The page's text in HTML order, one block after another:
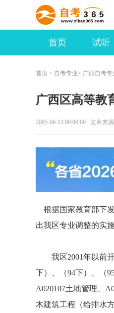
首页 试听
首页 > 自考专业> 广西自考专
广西区高等教
2005-06-13 00:00:00 文章来
根据国家教育部下
出我区专业调整的实
我区2001年以前开
下）、（94下）、（
A020107土地管理、
木建筑工程（给排水